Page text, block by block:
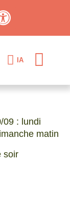
IA
09 : lundi
matin
soir